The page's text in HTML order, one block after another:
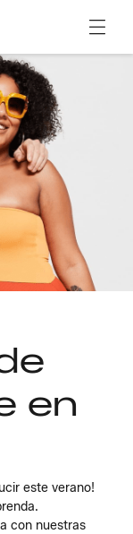
en
este verano!
con nuestras